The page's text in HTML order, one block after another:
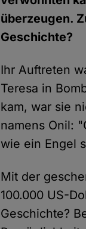
überzeugen.
Geschichte?
Ihr Auftreten
Teresa in
kam, war sie
namens Onil:
wie ein Engel
Mit der
100.000 US-
Geschichte?